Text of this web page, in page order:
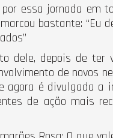
essa jornada em
bastante: “Eu
dele, depois de ter
de novos
agora é divulgada
de ação mais